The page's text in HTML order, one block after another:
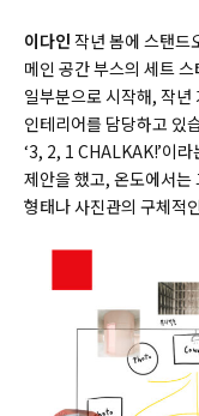
이다인 작년 봄에 스탠드
메인 공간 부스의 세트
일부분으로 시작해, 작년
인테리어를 담당하고 있
‘3, 2, 1 CHALKAK!’이
제안을 했고, 온도에서는
형태나 사진관의 구체적